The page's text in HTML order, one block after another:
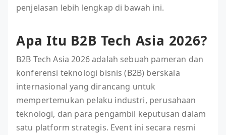
penjelasan lebih lengkap di bawah ini.
Apa Itu B2B Tech Asia 2026?
B2B Tech Asia 2026 adalah sebuah pameran dan
konferensi teknologi bisnis (B2B) berskala
internasional yang dirancang untuk
mempertemukan pelaku industri, perusahaan
teknologi, dan para pengambil keputusan dalam
satu platform strategis. Event ini secara resmi